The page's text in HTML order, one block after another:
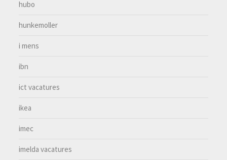
hubo
hunkemoller
i mens
ibn
ict vacatures
ikea
imec
imelda vacatures